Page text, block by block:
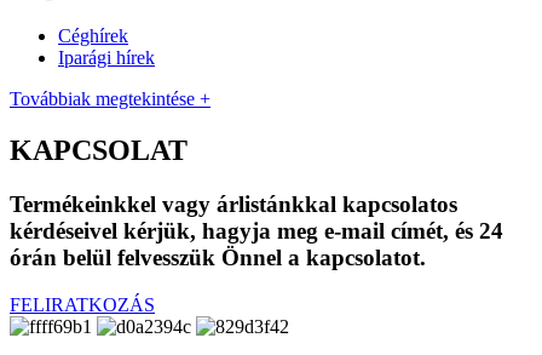
Céghírek
Iparági hírek
Továbbiak megtekintése +
KAPCSOLAT
Termékeinkkel vagy árlistánkkal kapcsolatos
kérdéseivel kérjük, hagyja meg e-mail címét, és 24
órán belül felvesszük Önnel a kapcsolatot.
FELIRATKOZÁS